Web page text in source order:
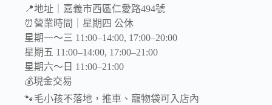
📍地址｜嘉義市西區仁愛路494號
⏰營業時間｜星期四 公休
星期一～三 11:00–14:00, 17:00–20:00
星期五 11:00–14:00, 17:00–21:00
星期六～日 11:00–21:00
💰現金交易
🐾毛小孩不落地，推車、寵物袋可入店內